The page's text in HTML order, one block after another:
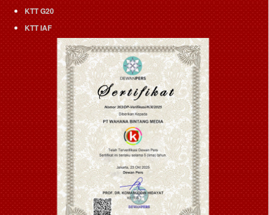
KTT G20
KTT IAF